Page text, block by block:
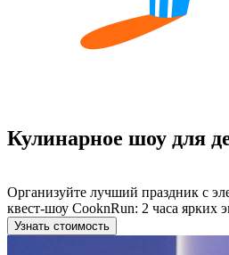
Кулинарное шоу для
Организуйте лучший праздник с
квест-шоу CooknRun: 2 часа ярких
Узнать стоимость